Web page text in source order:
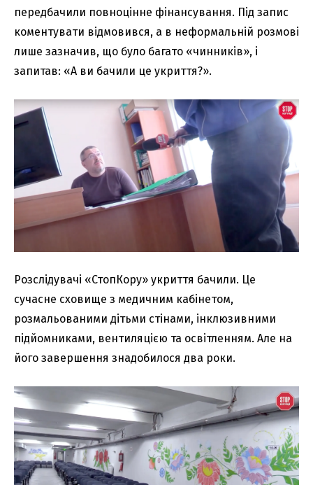
передбачили повноцінне фінансування. Під запис
коментувати відмовився, а в неформальній розмові
лише зазначив, що було багато «чинників», і
запитав: «А ви бачили це укриття?».
Розслідувачі «СтопКору» укриття бачили. Це
сучасне сховище з медичним кабінетом,
розмальованими дітьми стінами, інклюзивними
підйомниками, вентиляцією та освітленням. Але на
його завершення знадобилося два роки.